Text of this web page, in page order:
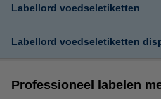
Labellord voedseletiketten
Labellord voedseletiketten
Professioneel labelen